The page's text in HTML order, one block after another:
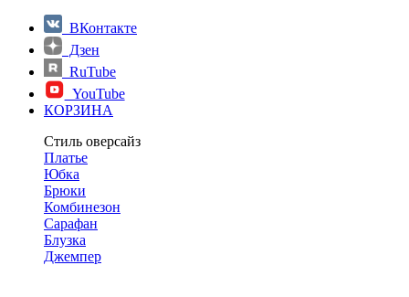
ВКонтакте
Дзен
RuTube
YouTube
КОРЗИНА
Стиль оверсайз
Платье
Юбка
Брюки
Комбинезон
Сарафан
Блузка
Джемпер